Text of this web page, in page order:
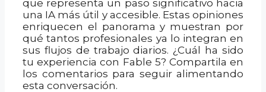
que representa un paso significativo hacia
una IA más útil y accesible. Estas opiniones
enriquecen el panorama y muestran por
qué tantos profesionales ya lo integran en
sus flujos de trabajo diarios. ¿Cuál ha sido
tu experiencia con Fable 5? Compartila en
los comentarios para seguir alimentando
esta conversación.